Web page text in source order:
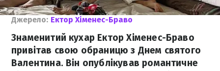
Джерело: Ектор Хіменес-Браво
Знаменитий кухар Ектор Хіменес-Браво
привітав свою обраницю з Днем святого
Валентина. Він опублікував романтичне